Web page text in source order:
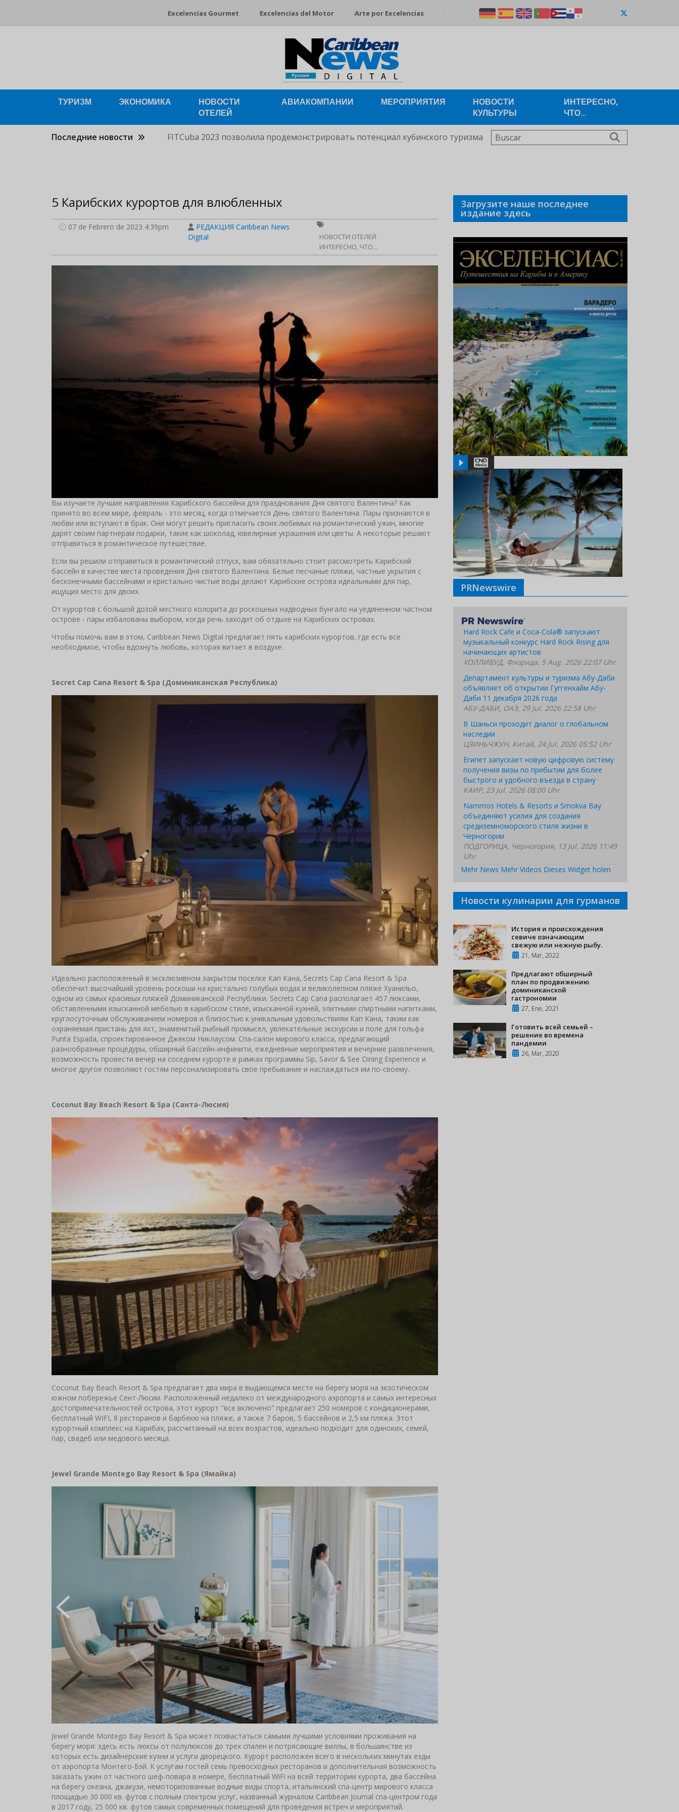
Excelencias Gourmet Excelencias del Motor Arte por Excelencias
ТУРИЗМ ЭКОНОМИКА
НОВОСТИ
ОТЕЛЕЙ
АВИАКОМПАНИИ МЕРОПРИЯТИЯ
НОВОСТИ
КУЛЬТУРЫ
ИНТЕРЕСНО,
ЧТО...
Последние новости FITCuba 2023 позволила продемонстрировать потенциал кубинского туризма Buscar
5 Карибских курортов для влюбленных
07 de Febrero de 2023 4:39pm
РЕДАКЦИЯ Caribbean News
Digital
НОВОСТИ ОТЕЛЕЙ
ИНТЕРЕСНО, ЧТО...
Вы изучаете лучшие направления Карибского бассейна для празднования Дня святого Валентина? Как
принято во всем мире, февраль - это месяц, когда отмечается День святого Валентина. Пары признаются в
любви или вступают в брак. Они могут решить пригласить своих любимых на романтический ужин, многие
дарят своим партнерам подарки, такие как шоколад, ювелирные украшения или цветы. А некоторые решают
отправиться в романтическое путешествие.
Если вы решили отправиться в романтический отпуск, вам обязательно стоит рассмотреть Карибский
бассейн в качестве места проведения Дня святого Валентина. Белые песчаные пляжи, частные укрытия с
бесконечными бассейнами и кристально чистые воды делают Карибские острова идеальными для пар,
ищущих место для двоих.
От курортов с большой дозой местного колорита до роскошных надводных бунгало на уединенном частном
острове - пары избалованы выбором, когда речь заходит об отдыхе на Карибских островах.
Чтобы помочь вам в этом, Caribbean News Digital предлагает пять карибских курортов, где есть все
необходимое, чтобы вдохнуть любовь, которая витает в воздухе.
Secret Cap Cana Resort & Spa (Доминиканская Республика)
Идеально расположенный в эксклюзивном закрытом поселке Кап Кана, Secrets Cap Cana Resort & Spa
обеспечит высочайший уровень роскоши на кристально голубых водах и великолепном пляже Хуанильо,
одном из самых красивых пляжей Доминиканской Республики. Secrets Cap Cana располагает 457 люксами,
обставленными изысканной мебелью в карибском стиле, изысканной кухней, элитными спиртными напитками,
круглосуточным обслуживанием номеров и близостью к уникальным удовольствиям Кап Кана, таким как
охраняемая пристань для яхт, знаменитый рыбный промысел, увлекательные экскурсии и поле для гольфа
Punta Espada, спроектированное Джеком Никлаусом. Спа-салон мирового класса, предлагающий
разнообразные процедуры, обширный бассейн-инфинити, ежедневные мероприятия и вечерние развлечения,
возможность провести вечер на соседнем курорте в рамках программы Sip, Savor & See Dining Experience и
многое другое позволяют гостям персонализировать свое пребывание и наслаждаться им по-своему.
Coconut Bay Beach Resort & Spa (Санта-Люсия)
Coconut Bay Beach Resort & Spa предлагает два мира в выдающемся месте на берегу моря на экзотическом
южном побережье Сент-Люсии. Расположенный недалеко от международного аэропорта и самых интересных
достопримечательностей острова, этот курорт "все включено" предлагает 250 номеров с кондиционерами,
бесплатный WIFI, 8 ресторанов и барбекю на пляже, а также 7 баров, 5 бассейнов и 2,5 км пляжа. Этот
курортный комплекс на Карибах, рассчитанный на всех возрастов, идеально подходит для одиноких, семей,
пар, свадеб или медового месяца.
Jewel Grande Montego Bay Resort & Spa (Ямайка)
Jewel Grande Montego Bay Resort & Spa может похвастаться самыми лучшими условиями проживания на
берегу моря: здесь есть люксы от полулюксов до трех спален и потрясающие виллы, в большинстве из
которых есть дизайнерские кухни и услуги дворецкого. Курорт расположен всего в нескольких минутах езды
от аэропорта Монтего-Бэй. К услугам гостей семь превосходных ресторанов и дополнительная возможность
заказать ужин от частного шеф-повара в номере, бесплатный WiFi на всей территории курорта, два бассейна
на берегу океана, джакузи, немоторизованные водные виды спорта, итальянский спа-центр мирового класса
площадью 30 000 кв. футов с полным спектром услуг, названный журналом Caribbean Journal спа-центром года
в 2017 году, 25 000 кв. футов самых современных помещений для проведения встреч и мероприятий.
Загрузите наше последнее
издание здесь
PRNewswire
Hard Rock Cafe и Coca-Cola® запускают
музыкальный конкурс Hard Rock Rising для
начинающих артистов
ХОЛЛИВУД, Флорида, 5 Aug. 2026 22:07 Uhr
Департамент культуры и туризма Абу-Даби
объявляет об открытии Гуггенхайм Абу-
Даби 11 декабря 2026 года
АБУ-ДАБИ, ОАЭ, 29 Jul. 2026 22:58 Uhr
В Шаньси проходит диалог о глобальном
наследии
ЦЗИНЬЧЖУН, Китай, 24 Jul. 2026 05:52 Uhr
Египет запускает новую цифровую систему
получения визы по прибытии для более
быстрого и удобного въезда в страну
КАИР, 23 Jul. 2026 08:00 Uhr
Nammos Hotels & Resorts и Smokva Bay
объединяют усилия для создания
средиземноморского стиля жизни в
Черногории
ПОДГОРИЦА, Черногория, 13 Jul. 2026 11:49
Uhr
Mehr News Mehr Videos Dieses Widget holen
Новости кулинарии для гурманов
История и происхождения
севиче означающим
свежую или нежную рыбу.
21, Mar, 2022
Предлагают обширный
план по продвижению
доминиканской
гастрономии
27, Ene, 2021
Готовить всей семьей –
решение во времена
пандемии
26, Mar, 2020